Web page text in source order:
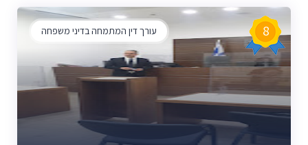
עורך דין המתמחה בדיני משפחה 8